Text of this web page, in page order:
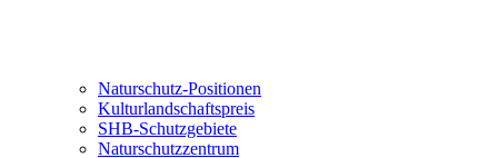
Naturschutz-Positionen
Kulturlandschaftspreis
SHB-Schutzgebiete
Naturschutzzentrum